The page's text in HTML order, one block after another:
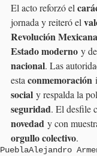
El acto reforzó el
jornada y reiteró el
Revolución Mexicana
Estado moderno y
nacional. Las
esta conmemoración
social y respalda la
seguridad. El desfile
novedad y con
orgullo colectivo.
PueblaAlejandro